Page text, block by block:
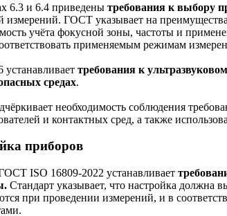
6.3 и 6.4 приведены требования к выбору
измерений. ГОСТ указывает на
учёта фокусной зоны, частоты и
применяемым режимам
устанавливает требования к
средах.
необходимость соблюдения
и контактных сред, а также
приборов
ISO 16809-2022 устанавливает
Стандарт указывает, что настройка должна
при проведении измерений, и в